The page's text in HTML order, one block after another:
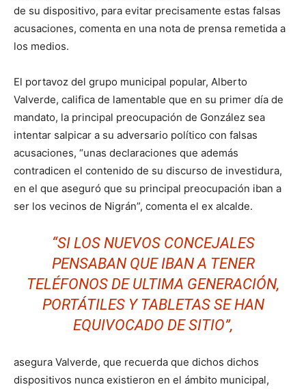
de su dispositivo, para evitar precisamente estas falsas
acusaciones, comenta en una nota de prensa remetida a
los medios.
El portavoz del grupo municipal popular, Alberto
Valverde, califica de lamentable que en su primer día de
mandato, la principal preocupación de González sea
intentar salpicar a su adversario político con falsas
acusaciones, “unas declaraciones que además
contradicen el contenido de su discurso de investidura,
en el que aseguró que su principal preocupación iban a
ser los vecinos de Nigrán”, comenta el ex alcalde.
“SI LOS NUEVOS CONCEJALES
PENSABAN QUE IBAN A TENER
TELÉFONOS DE ULTIMA GENERACIÓN,
PORTÁTILES Y TABLETAS SE HAN
EQUIVOCADO DE SITIO”,
asegura Valverde, que recuerda que dichos dichos
dispositivos nunca existieron en el ámbito municipal,